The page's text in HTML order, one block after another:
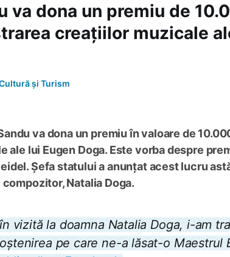
va dona un premiu de
creațiilor muzicale
și Turism
va dona un premiu în valoare de
ale lui Eugen Doga. Este vorba despre
Șefa statului a anunțat acest lucru
Natalia Doga.
vizită la doamna Natalia Doga, i-am
pe care ne-a lăsat-o Maestrul